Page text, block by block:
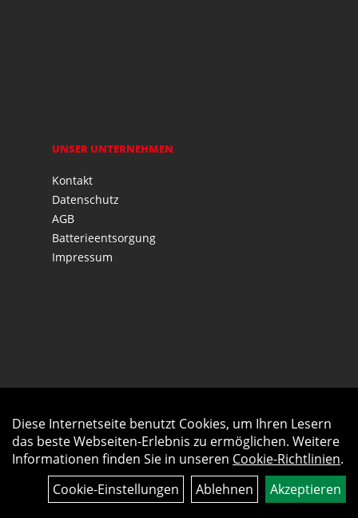
UNSER UNTERNEHMEN
Kontakt
Datenschutz
AGB
Batterieentsorgung
Impressum
Diese Internetseite benutzt Cookies, um Ihren Lesern
das beste Webseiten-Erlebnis zu ermöglichen. Weitere
Informationen finden Sie in unseren Cookie-Richtlinien.
Cookie-Einstellungen
Ablehnen Akzeptieren
Auftrag widerrufen